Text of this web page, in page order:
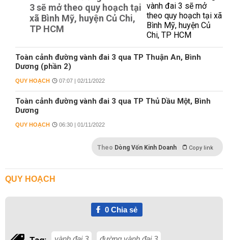
3 sẽ mở theo quy hoạch tại
xã Bình Mỹ, huyện Củ Chi,
TP HCM
Toàn cảnh đường vành đai 3 qua TP Thuận An, Bình
Dương (phần 2)
QUY HOẠCH 07:07 | 02/11/2022
Toàn cảnh đường vành đai 3 qua TP Thủ Dầu Một, Bình
Dương
QUY HOẠCH 06:30 | 01/11/2022
Theo Dòng Vốn Kinh Doanh Copy link
QUY HOẠCH
0Chia sẻ